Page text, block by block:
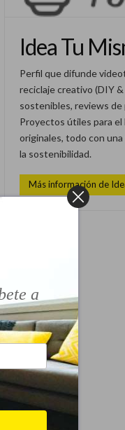
Idea Tu
Perfil que difunde
reciclaje creativo (DIY
sostenibles, reviews
Proyectos útiles para
originales, todo con
la sostenibilidad.
Más información de
a